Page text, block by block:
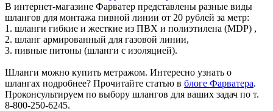
В интернет-магазине Фарватер представлены разные виды
шлангов для монтажа пивной линии от 20 рублей за метр:
1. шланги гибкие и жесткие из ПВХ и полиэтилена (MDP) ,
2. шланг армированный для газовой линии,
3. пивные питоны (шланги с изоляцией).
Шланги можно купить метражом. Интересно узнать о
шлангах подробнее? Прочитайте статью в блоге Фарватера.
Проконсультируем по выбору шлангов для ваших задач по т.
8-800-250-6245.